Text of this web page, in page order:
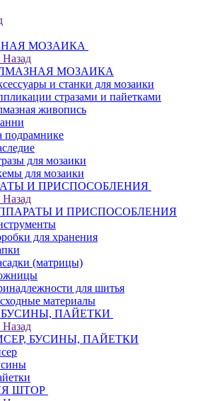
МОЗАИКА
Назад
МОЗАИКА
и станки для мозаики
стразами и пайетками
живопись
подрамнике
для мозаики
для мозаики
И ПРИСПОСОБЛЕНИЯ
Назад
И ПРИСПОСОБЛЕНИЯ
для хранения
(матрицы)
для шитья
материалы
БУСИНЫ, ПАЙЕТКИ
Назад
БУСИНЫ, ПАЙЕТКИ
ШТОР